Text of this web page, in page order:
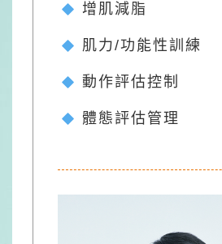
增肌減脂
肌力/功能性訓練
動作評估控制
體態評估管理